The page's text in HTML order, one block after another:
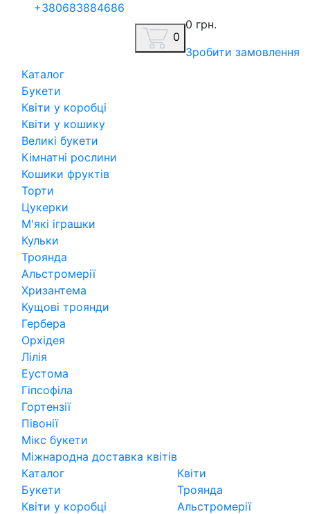
+380683884686
0
0 грн.
Зробити замовлення
Каталог
Букети
Квіти у коробці
Квіти у кошику
Великі букети
Кімнатні рослини
Кошики фруктів
Торти
Цукерки
М'які іграшки
Кульки
Троянда
Альстромерії
Хризантема
Кущові троянди
Гербера
Орхідея
Лілія
Еустома
Гіпсофіла
Гортензії
Півонії
Мікс букети
Міжнародна доставка квітів
Каталог
Букети
Квіти у коробці
Квіти
Троянда
Альстромерії